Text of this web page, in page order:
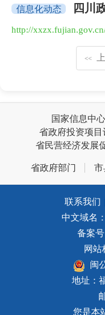
信息化动态 四川
http://
<<
国家信息中心
省政府投资项目
省民营经济发展
省政府部门
联系我们
中文域名
备案
网站
闽
地址：
您是本